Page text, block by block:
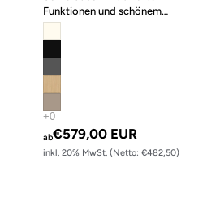
Funktionen und schönem
Design
ab€579,00 EUR
inkl. 20% MwSt. (Netto: €482,50)